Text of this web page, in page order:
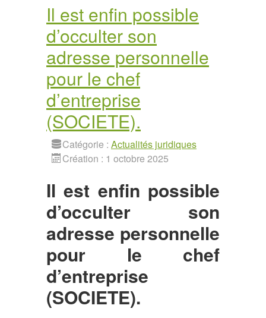
Il est enfin possible
d’occulter son
adresse personnelle
pour le chef
d’entreprise
(SOCIETE).
Catégorie : Actualités juridiques
Création : 1 octobre 2025
Il est enfin possible
d’occulter son
adresse personnelle
pour le chef
d’entreprise
(SOCIETE).